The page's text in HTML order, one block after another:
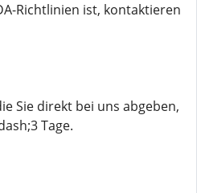
Richtlinien ist, kontaktieren
Sie direkt bei uns abgeben,
Tage.